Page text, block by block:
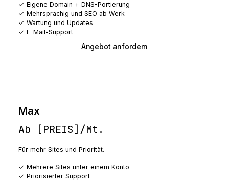
Eigene Domain + DNS-Portierung
Mehrsprachig und SEO ab Werk
Wartung und Updates
E-Mail-Support
Angebot anfordern
Max
Ab [PREIS]/Mt.
Für mehr Sites und Priorität.
Mehrere Sites unter einem Konto
Priorisierter Support